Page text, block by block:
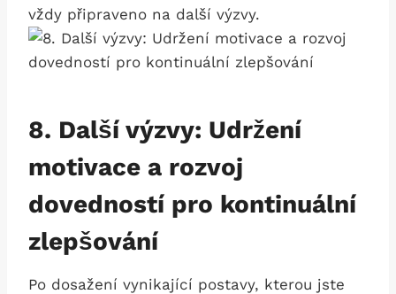
vždy připraveno ⁤na další výzvy.
8. Další výzvy: ⁢Udržení
motivace a rozvoj
dovedností pro⁣ kontinuální
zlepšování
Po dosažení vynikající postavy, kterou jste